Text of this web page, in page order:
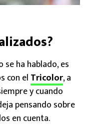
ha hablado, es
con el Tricolor, a
y cuando
pensando sobre
en cuenta.